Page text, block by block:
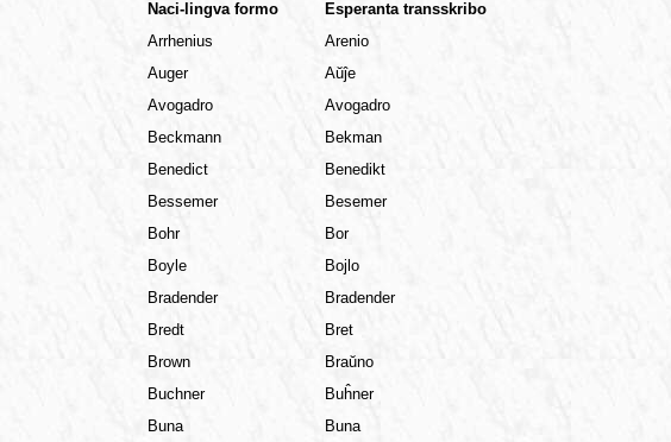
Naci-lingva formo
Esperanta transskribo
Arrhenius
Arenio
Auger
Aŭĵe
Avogadro
Avogadro
Beckmann
Bekman
Benedict
Benedikt
Bessemer
Besemer
Bohr
Bor
Boyle
Bojlo
Bradender
Bradender
Bredt
Bret
Brown
Braŭno
Buchner
Buĥner
Buna
Buna